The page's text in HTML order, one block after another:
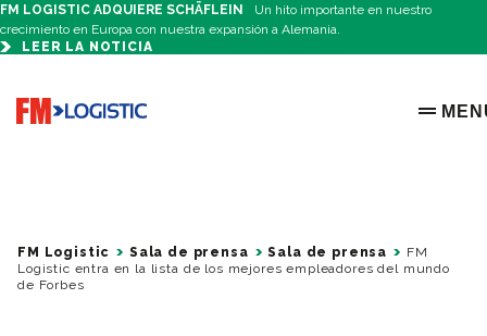
FM LOGISTIC ADQUIERE SCHÄFLEIN
Un hito importante en nuestro
crecimiento en Europa con nuestra expansión a Alemania.
LEER LA NOTICIA
Go to home page
OPEN
FM Logistic Sala de prensa Sala de prensa
FM
Logistic entra en la lista de los mejores empleadores del mundo
de Forbes